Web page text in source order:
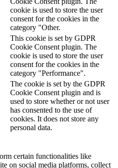
cookie is used to store the user
consent for the cookies in the
category "Other.
This cookie is set by GDPR
Cookie Consent plugin. The
cookie is used to store the user
consent for the cookies in the
category "Performance".
The cookie is set by the GDPR
Cookie Consent plugin and is
used to store whether or not user
has consented to the use of
cookies. It does not store any
personal data.
certain functionalities like
on social media platforms, collect